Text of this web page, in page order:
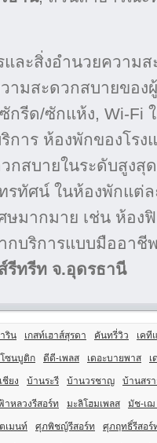
และสิ่งอำนวยความ
ามสะดวกสบายของ
กรีด/ซักแห้ง, Wi-Fi
การ ห้องพักของโรง
กสบายในระดับสูงสุ
ทัศน์ ในห้องพักแต่ล
มากมาย เช่น ห้อง
กบริการแบบมืออาชี
รีทรีท จ.อุดรธานี
ริน เกสท์เฮาส์สุรดา คันทรี่วิว เคที
ซนบูติก ดีดี-เพลส เดอะบายพาส เ
ชียง บ้านระรี บ้านวรชาญ บ้านสร
าหลวงรีสอร์ท มะลิโฮมเพลส มัช-เ
เมนท์ ศุภพิชญ์รีสอร์ท ศุภฤทธิ์รีสอร์